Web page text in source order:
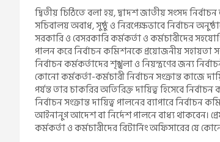
দ্বিতীয় চিঠিতে বলা হয়, দ্বাদশ জাতীয় সংসদ
সচিবালয় অবাধ, সুষ্ঠু ও নিরপেক্ষভাবে নির্বাচন
সরকারি ও বেসরকারি কর্মকর্তা ও কর্মচারীদের
পালন করে নির্বাচন কমিশনকে প্রয়োজনীয় সহায়তা
নির্বাচন কর্মকর্তাদের শৃঙ্খলা ও নিয়ন্ত্রণের জন্য
কোনো কর্মকর্তা-কর্মচারী নির্বাচন সংক্রান্ত কাজে
পর্যন্ত তার চাকরির অতিরিক্ত দায়িত্ব হিসেবে
নির্বাচন সংক্রান্ত দায়িত্ব পালনের ব্যাপারে
আইনানুগ আদেশ বা নির্দেশ পালনে বাধ্য থাকবেন।
কর্মকর্তা ও কর্মচারীদের রিটার্নিং অফিসারের যে